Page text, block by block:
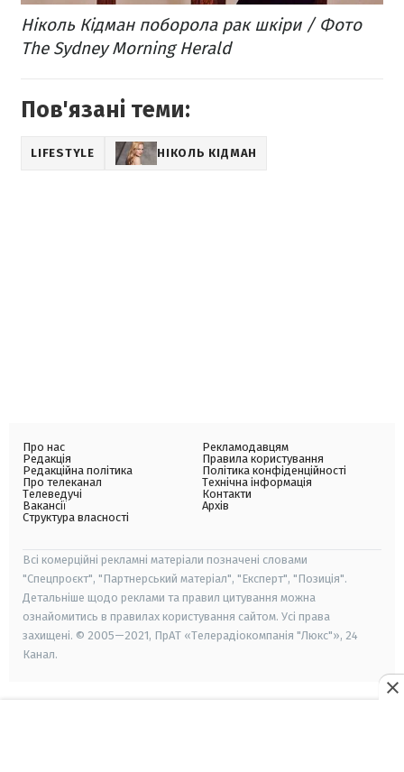
Ніколь Кідман поборола рак шкіри / Фото
The Sydney Morning Herald
Пов'язані теми:
LIFESTYLE НІКОЛЬ КІДМАН
Про нас
Редакція
Редакційна політика
Про телеканал
Телеведучі
Вакансії
Структура власності
Рекламодавцям
Правила користування
Політика конфіденційності
Технічна інформація
Контакти
Архів
Всі комерційні рекламні матеріали позначені словами
"Спецпроєкт", "Партнерський матеріал", "Експерт", "Позиція".
Детальніше щодо реклами та правил цитування можна
ознайомитись в правилах користування сайтом. Усі права
захищені. © 2005—2021, ПрАТ «Телерадіокомпанія "Люкс"», 24
Канал.